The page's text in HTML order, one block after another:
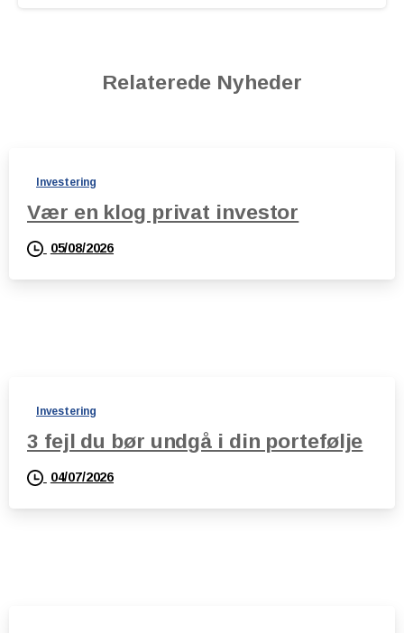
Relaterede Nyheder
Investering
Vær en klog privat investor
05/08/2026
Investering
3 fejl du bør undgå i din portefølje
04/07/2026